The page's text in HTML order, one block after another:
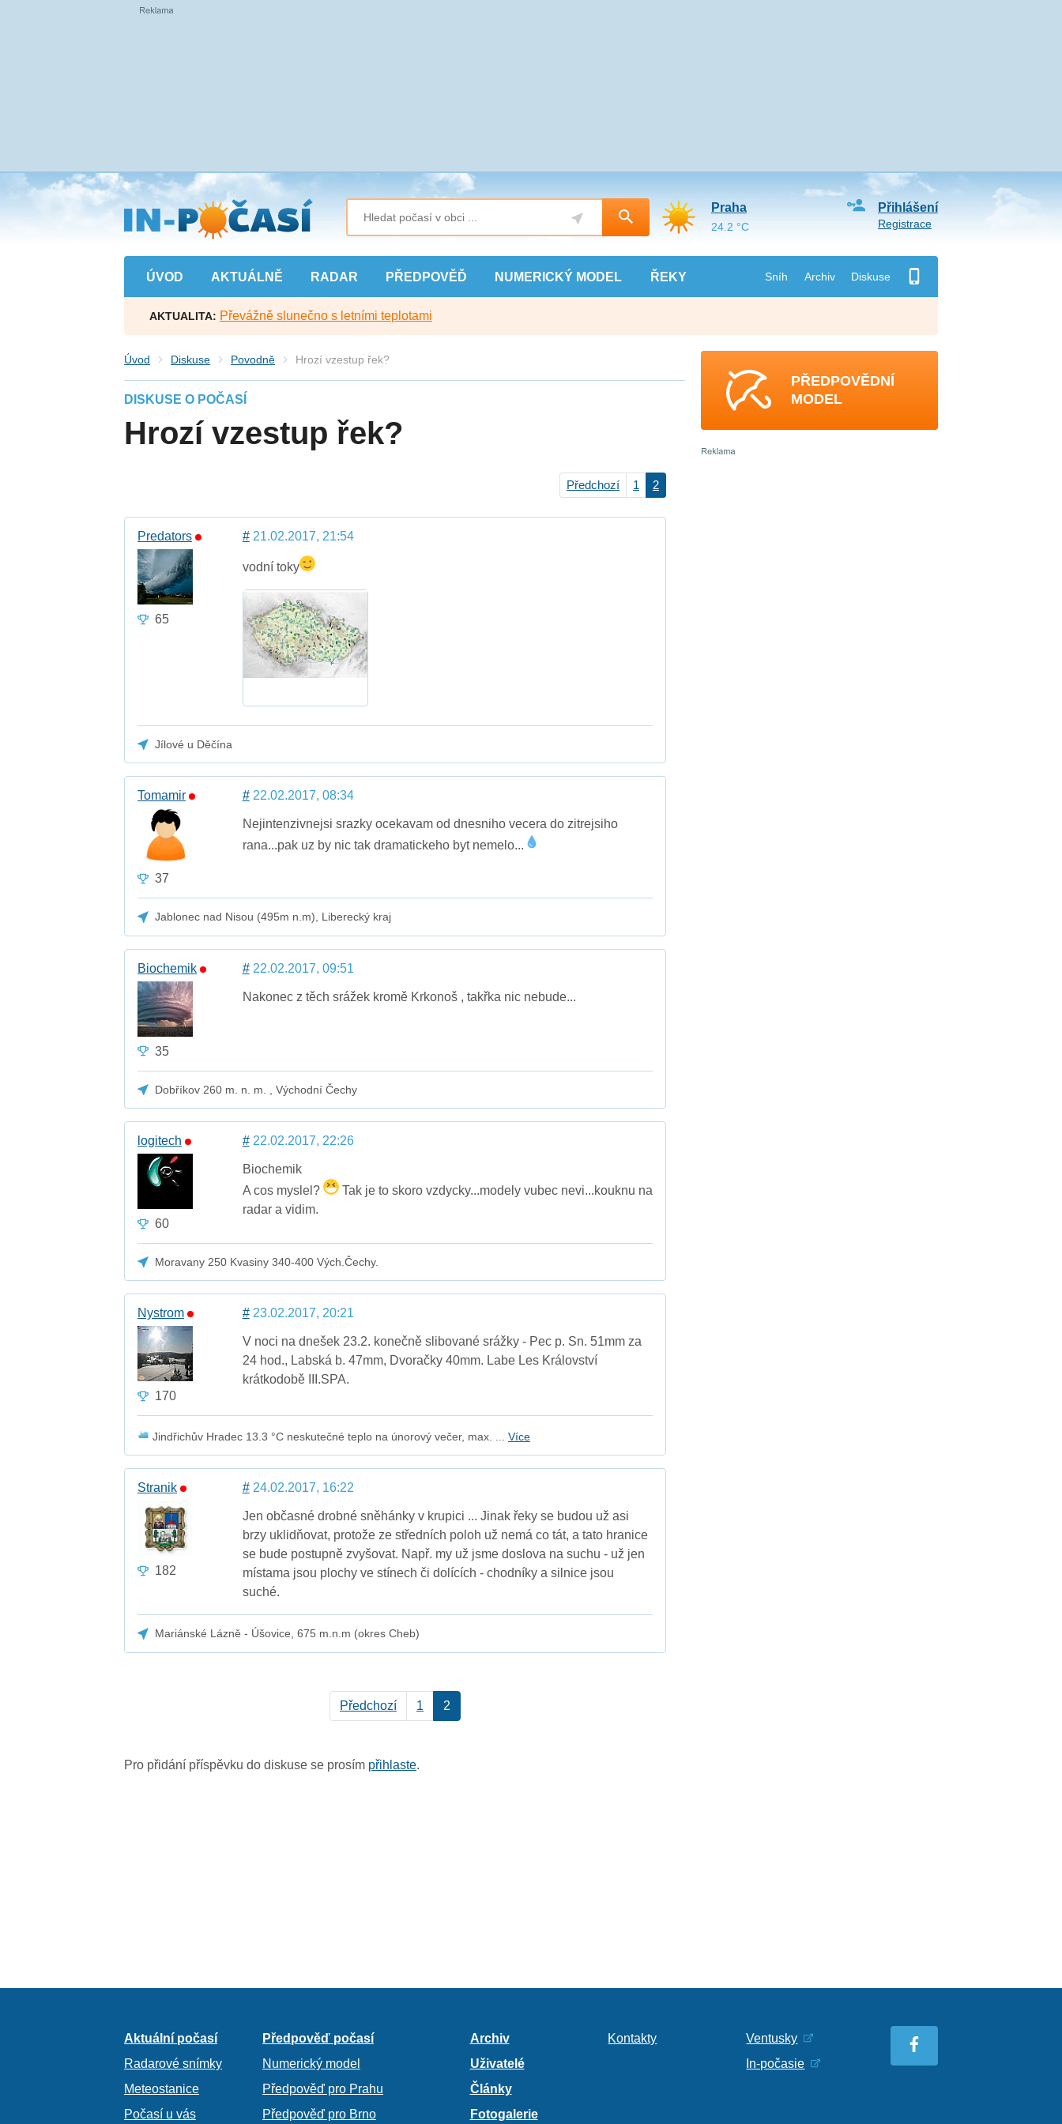
Přejít
na
hlavní
obsah
ÚVOD AKTUÁLNĚ RADAR PŘEDPOVĚĎ NUMERICKÝ MODEL ŘEKY Sníh Archiv Diskuse
Přihlášení
Registrace
Praha
24.2 °C
AKTUALITA: Převážně slunečno s letními teplotami
Úvod Diskuse Povodně Hrozí vzestup řek?
DISKUSE O POČASÍ
Hrozí vzestup řek?
Předchozí 1 2
Predators
65
#21.02.2017, 21:54
vodní toky
Jílové u Děčína
Tomamir
37
#22.02.2017, 08:34
Nejintenzivnejsi srazky ocekavam od dnesniho vecera do zitrejsiho
rana...pak uz by nic tak dramatickeho byt nemelo...
Jablonec nad Nisou (495m n.m), Liberecký kraj
Biochemik
35
#22.02.2017, 09:51
Nakonec z těch srážek kromě Krkonoš , takřka nic nebude...
Dobříkov 260 m. n. m. , Východní Čechy
logitech
60
#22.02.2017, 22:26
Biochemik
A cos myslel?
Tak je to skoro vzdycky...modely vubec nevi...kouknu na
radar a vidim.
Moravany 250 Kvasiny 340-400 Vých.Čechy.
Nystrom
170
#23.02.2017, 20:21
V noci na dnešek 23.2. konečně slibované srážky - Pec p. Sn. 51mm za
24 hod., Labská b. 47mm, Dvoračky 40mm. Labe Les Království
krátkodobě III.SPA.
Jindřichův Hradec 13.3 °C neskutečné teplo na únorový večer, max. ...Více
Stranik
182
#24.02.2017, 16:22
Jen občasné drobné sněhánky v krupici ... Jinak řeky se budou už asi
brzy uklidňovat, protože ze středních poloh už nemá co tát, a tato hranice
se bude postupně zvyšovat. Např. my už jsme doslova na suchu - už jen
místama jsou plochy ve stínech či dolících - chodníky a silnice jsou
suché.
Mariánské Lázně - Úšovice, 675 m.n.m (okres Cheb)
Předchozí 1 2
Pro přidání příspěvku do diskuse se prosím přihlaste.
PŘEDPOVĚDNÍ
MODEL
Aktuální počasí
Radarové snímky
Meteostanice
Počasí u vás
Předpověď počasí
Numerický model
Předpověď pro Prahu
Předpověď pro Brno
Archiv
Uživatelé
Články
Fotogalerie
Kontakty
Ventusky
In-počasie